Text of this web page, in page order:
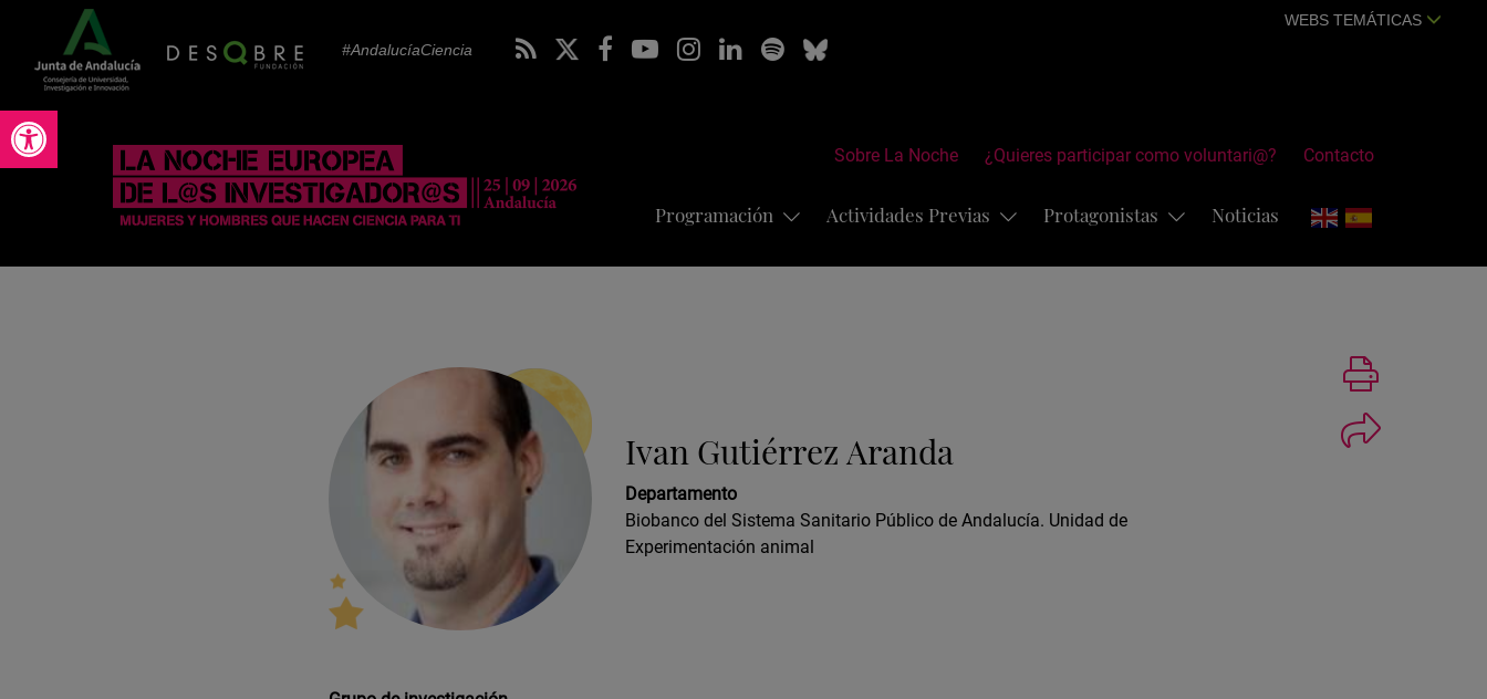
Abrir barra de herramientas
#AndalucíaCiencia
WEBS TEMÁTICAS
Sobre La Noche ¿Quieres participar como voluntari@? Contacto
Programación Actividades Previas Protagonistas Noticias
Ivan Gutiérrez Aranda
Departamento
Biobanco del Sistema Sanitario Público de Andalucía. Unidad de
Experimentación animal